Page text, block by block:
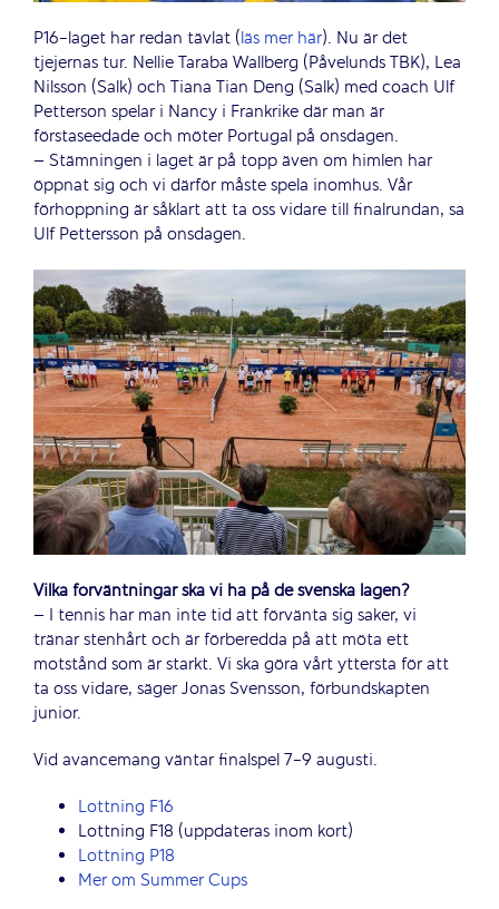
P16-laget har redan tävlat (läs mer här). Nu är det
tjejernas tur. Nellie Taraba Wallberg (Påvelunds TBK), Lea
Nilsson (Salk) och Tiana Tian Deng (Salk) med coach Ulf
Petterson spelar i Nancy i Frankrike där man är
förstaseedade och möter Portugal på onsdagen.
– Stämningen i laget är på topp även om himlen har
öppnat sig och vi därför måste spela inomhus. Vår
förhoppning är såklart att ta oss vidare till finalrundan, sa
Ulf Pettersson på onsdagen.
Vilka förväntningar ska vi ha på de svenska lagen?
– I tennis har man inte tid att förvänta sig saker, vi
tränar stenhårt och är förberedda på att möta ett
motstånd som är starkt. Vi ska göra vårt yttersta för att
ta oss vidare, säger Jonas Svensson, förbundskapten
junior.
Vid avancemang väntar finalspel 7-9 augusti.
Lottning F16
Lottning F18 (uppdateras inom kort)
Lottning P18
Mer om Summer Cups